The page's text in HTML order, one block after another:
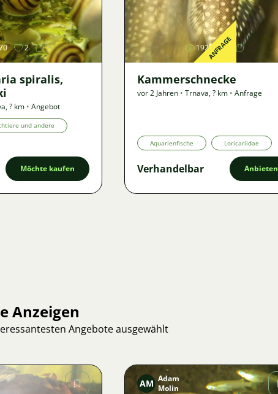
Bild
2
spiralis,
,? km • Angebot
und andere
Möchte kaufen
Bild
1925ANFRAGE
Kammerschnecke
vor 2 Jahren • Trnava,? km • Anfrage
Aquarienfische Loricariidae
Verhandelbar Anbieten
Anzeigen
Angebote ausgewählt
AM Adam
Molin